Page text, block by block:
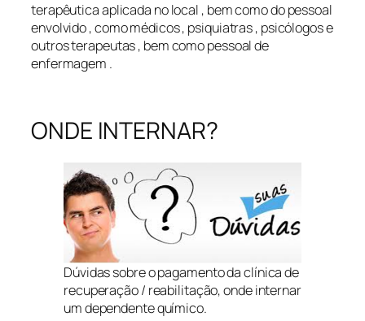
terapêutica aplicada no local , bem como do pessoal
envolvido , como médicos , psiquiatras , psicólogos e
outros terapeutas , bem como pessoal de
enfermagem .
ONDE INTERNAR?
Dúvidas sobre o pagamento da clínica de
recuperação / reabilitação, onde internar
um dependente químico.